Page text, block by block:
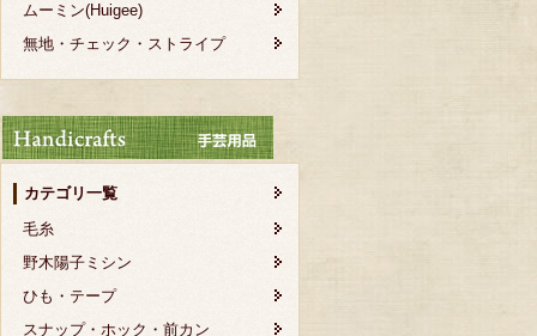
ムーミン(Huigee)
無地・チェック・ストライプ
カテゴリ一覧
毛糸
野木陽子ミシン
ひも・テープ
スナップ・ホック・前カン